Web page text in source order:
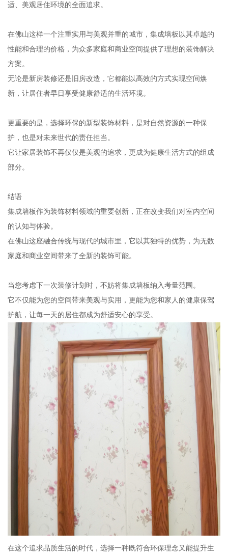
适、美观居住环境的全面追求。
在佛山这样一个注重实用与美观并重的城市，集成墙板以其卓越的
性能和合理的价格，为众多家庭和商业空间提供了理想的装饰解决
方案。
无论是新房装修还是旧房改造，它都能以高效的方式实现空间焕
新，让居住者早日享受健康舒适的生活环境。
更重要的是，选择环保的新型装饰材料，是对自然资源的一种保
护，也是对未来世代的责任担当。
它让家居装饰不再仅仅是美观的追求，更成为健康生活方式的组成
部分。
结语
集成墙板作为装饰材料领域的重要创新，正在改变我们对室内空间
的认知与体验。
在佛山这座融合传统与现代的城市里，它以其独特的优势，为无数
家庭和商业空间带来了全新的装饰可能。
当您考虑下一次装修计划时，不妨将集成墙板纳入考量范围。
它不仅能为您的空间带来美观与实用，更能为您和家人的健康保驾
护航，让每一天的居住都成为舒适安心的享受。
在这个追求品质生活的时代，选择一种既符合环保理念又能提升生